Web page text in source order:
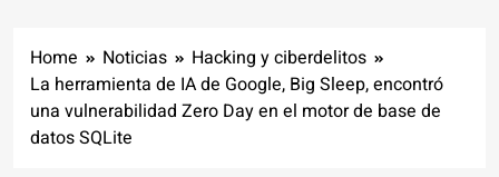
Home Noticias
Hacking y ciberdelitos
La herramienta de IA de Google, Big Sleep, encontró
una vulnerabilidad Zero Day en el motor de base de
datos SQLite